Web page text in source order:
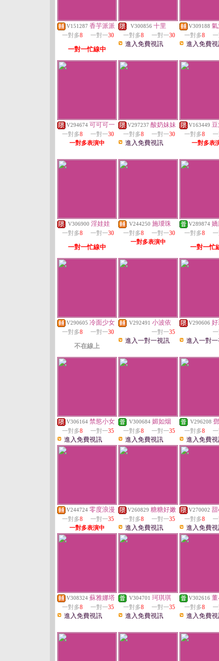
V151287 香芋派派
一對多8 一對一30
一對一忙線中
V300856 十里
一對多8 一對一30
進入免費視訊
V309188
一對多8
進入免費
V294674 可可可一
一對多8 一對一30
一對多表演中
V297237 酸奶妹妹
一對多8 一對一30
進入免費視訊
V163449
一對多8
一對多表
V306900 淫娃娃
一對多8 一對一30
一對一忙線中
V244250 施璦珠
一對多8 一對一30
一對多表演中
V289874
一對多8
一對一忙
V290605 冷面少女
一對多8 一對一30
不在線上
V292491 小波依
一對一35
進入一對一視訊
V290606
進入一對
V306164 禁慾小女
一對多8 一對一35
進入免費視訊
V300684 媚如烟
一對多8 一對一35
進入免費視訊
V296208
一對多8
進入免費
V244724 零度浪漫
一對多8 一對一35
一對多表演中
V260829 糖糖好嫩
一對多8 一對一35
進入免費視訊
V270002
一對多8
進入免費
V308324 蘇雅娜塔
一對多8 一對一35
進入免費視訊
V304701 珂琪琪
一對多8 一對一35
進入免費視訊
V302616
一對多8
進入免費